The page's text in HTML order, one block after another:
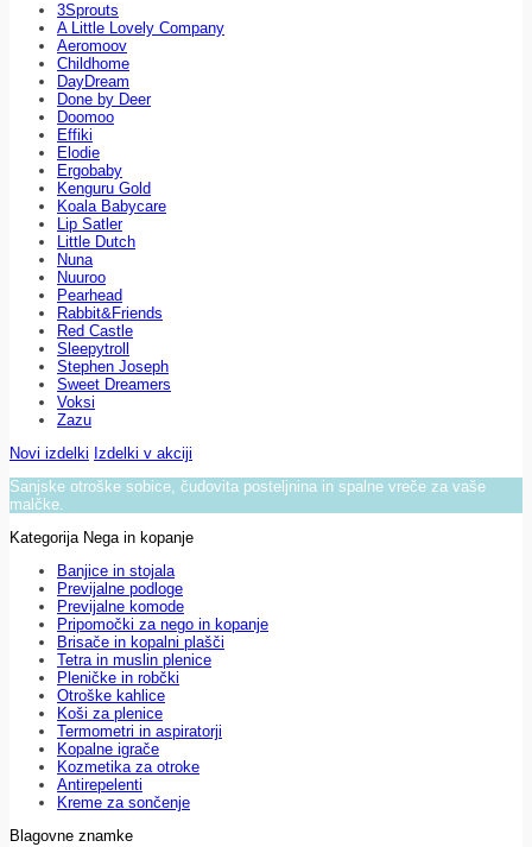
3Sprouts
A Little Lovely Company
Aeromoov
Childhome
DayDream
Done by Deer
Doomoo
Effiki
Elodie
Ergobaby
Kenguru Gold
Koala Babycare
Lip Satler
Little Dutch
Nuna
Nuuroo
Pearhead
Rabbit&Friends
Red Castle
Sleepytroll
Stephen Joseph
Sweet Dreamers
Voksi
Zazu
Novi izdelki Izdelki v akciji
Sanjske otroške sobice, čudovita posteljnina in spalne vreče za vaše
malčke.
Kategorija Nega in kopanje
Banjice in stojala
Previjalne podloge
Previjalne komode
Pripomočki za nego in kopanje
Brisače in kopalni plašči
Tetra in muslin plenice
Pleničke in robčki
Otroške kahlice
Koši za plenice
Termometri in aspiratorji
Kopalne igrače
Kozmetika za otroke
Antirepelenti
Kreme za sončenje
Blagovne znamke